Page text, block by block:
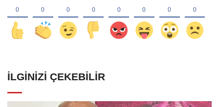
İLGINIZI ÇEKEBILIR